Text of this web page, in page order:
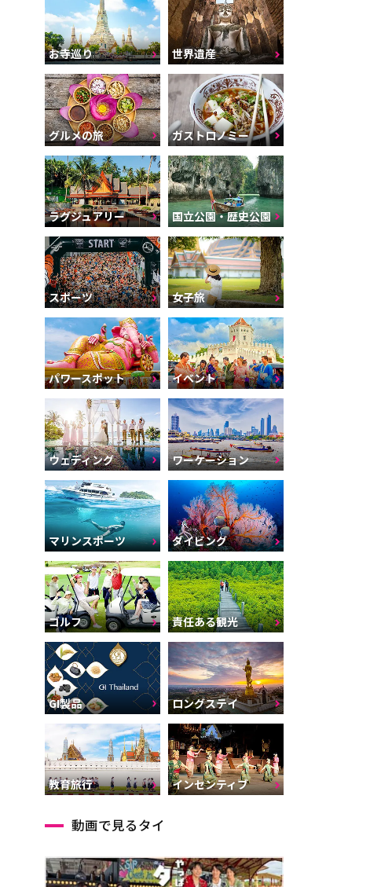
お寺巡り 世界遺産
グルメの旅 ガストロノミー
ラグジュアリー 国立公園・歴史公園
スポーツ 女子旅
パワースポット イベント
ウェディング ワーケーション
マリンスポーツ ダイビング
ゴルフ 責任ある観光
GI製品 ロングステイ
教育旅行 インセンティブ
動画で見るタイ